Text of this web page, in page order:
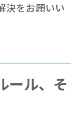
決をお願いい
ール、そ